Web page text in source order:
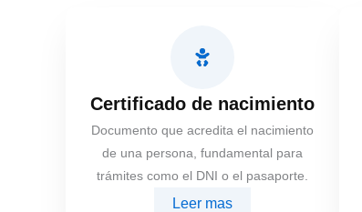
Certificado de nacimiento
Documento que acredita el nacimiento
de una persona, fundamental para
trámites como el DNI o el pasaporte.
Leer mas